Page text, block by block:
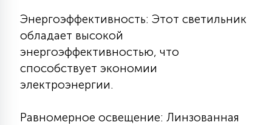
Энергоэффективность: Этот светильник
обладает высокой
энергоэффективностью, что
способствует экономии
электроэнергии.
Равномерное освещение: Линзованная